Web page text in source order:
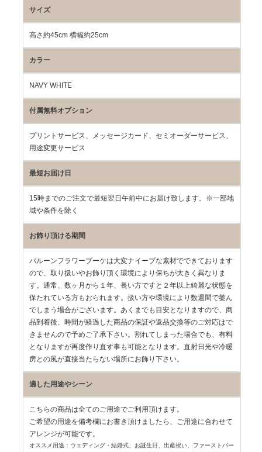
サイズ
高さ約45cm 横幅約25cm
カラー
NAVY WHITE
付属無料オプション
プリントサービス、メッセージカード、セミオーダーサービス、
用途変更サービス
最短お届け日
15時までのご注文で最短翌日午前中にお届け致します。※一部地
域や条件を除く
お飾り頂ける期間
バルーンフラワーブーケは大変ナイーブな素材でできております
ので、取り扱いやお飾り頂く環境により保ちが大きく異なりま
す。通常、数ヶ月から１年、長い方ですと２年以上綺麗な状態を
保たれている方もおられます。扱い方や環境により数週間で萎ん
でしまう場合がございます。あくまでも目安となりますので、商
品到着後、時間が経過した商品の保証や返品交換等のご対応はで
きませんので予めご了承下さい。割れてしまった場合でも、有料
となりますが再度作り直す事も可能となります。直射日光や冷暖
房との風が直接当たらない場所にお飾り下さい。
適した用途やシーン
こちらの商品は全てのご用途でご利用頂けます。
ご希望の用途を備考欄にお書き頂けましたら、ご用途に合わせて
アレンジが可能です。
オススメ用途：ウェディング・結婚式、お誕生日、出産祝い、ファーストバー